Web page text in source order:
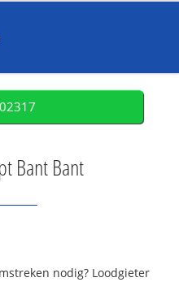
Bant Bant
nodig? Loodgieter